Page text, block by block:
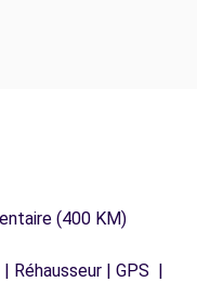
(400 KM)
Réhausseur | GPS |